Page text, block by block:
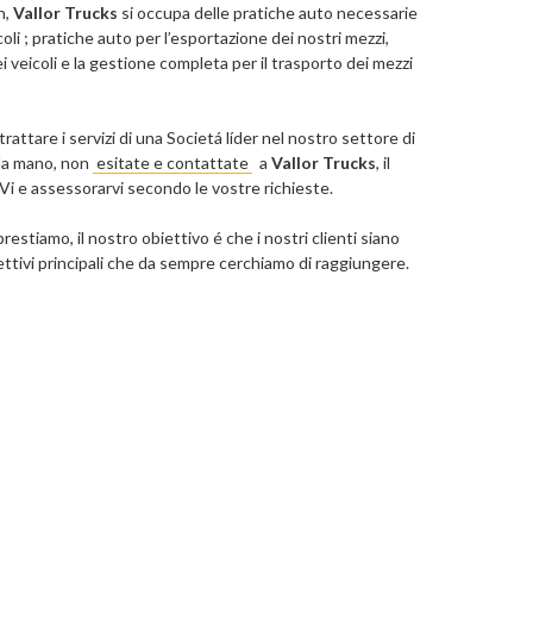
Vallor Trucks si occupa delle pratiche auto necessarie
; pratiche auto per l’esportazione dei nostri mezzi,
veicoli e la gestione completa per il trasporto dei mezzi
i servizi di una Societá líder nel nostro settore di
mano, non esitate e contattate a Vallor Trucks, il
e assessorarvi secondo le vostre richieste.
il nostro obiettivo é che i nostri clienti siano
principali che da sempre cerchiamo di raggiungere.